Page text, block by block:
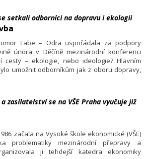
setkali odborníci na dopravu i ekologii
Labe – Odra uspořádala za podpory
února v Děčíně mezinárodní konferenci
cesty – ekologie, nebo ideologie? Hlavním
umožnit odborníkům jak z oboru dopravy,
k problematice kultivace Labe.
zasílatelství se na VŠE Praha vyučuje již
začala na Vysoké škole ekonomické (VŠE)
problematiky mezinárodní přepravy a
ji tehdejší katedra ekonomiky